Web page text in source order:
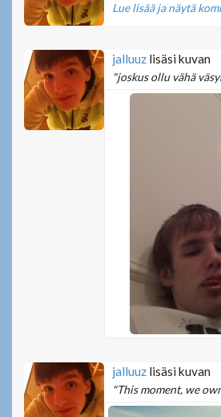
Lue lisää ja näytä
jalluuz lisäsi kuvan
"joskus ollu vähä
jalluuz lisäsi kuvan
"This moment, we